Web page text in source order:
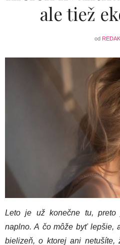
ale tiež
od
Leto je už konečne tu,
naplno. A čo môže byť lepšie,
bielizeň, o ktorej ani netušíte,